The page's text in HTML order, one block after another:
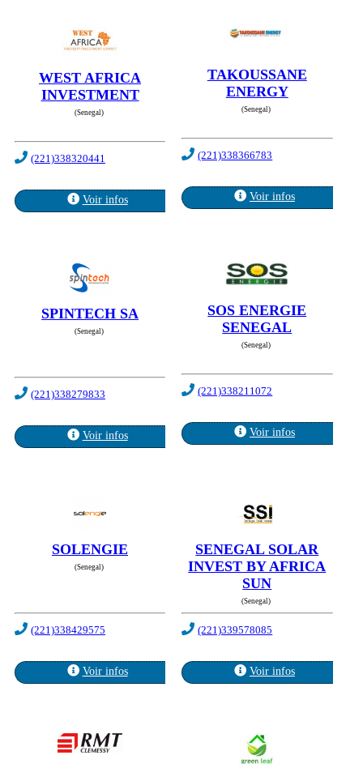
WEST AFRICA
INVESTMENT
(Senegal)
(221)338320441
Voir infos
TAKOUSSANE
ENERGY
(Senegal)
(221)338366783
Voir infos
SPINTECH SA
(Senegal)
(221)338279833
Voir infos
SOS ENERGIE
SENEGAL
(Senegal)
(221)338211072
Voir infos
SOLENGIE
(Senegal)
(221)338429575
Voir infos
SENEGAL SOLAR
INVEST BY AFRICA
SUN
(Senegal)
(221)339578085
Voir infos